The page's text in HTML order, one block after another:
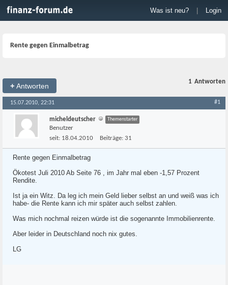
Was ist neu? Login
Rente gegen Einmalbetrag
+Antworten
1 Antworten
15.07.2010, 22:31 #1
micheldeutscher Themenstarter
Benutzer
seit: 18.04.2010 Beiträge: 31
Rente gegen Einmalbetrag
Ökotest Juli 2010 Ab Seite 76 , im Jahr mal eben -1,57 Prozent
Rendite.
Ist ja ein Witz. Da leg ich mein Geld lieber selbst an und weiß was ich
habe- die Rente kann ich mir später auch selbst zahlen.
Was mich nochmal reizen würde ist die sogenannte Immobilienrente.
Aber leider in Deutschland noch nix gutes.
LG